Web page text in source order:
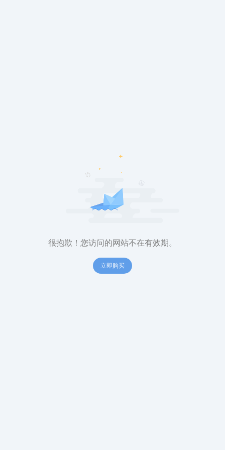
很抱歉！您访问的网站不在有效期。
立即购买